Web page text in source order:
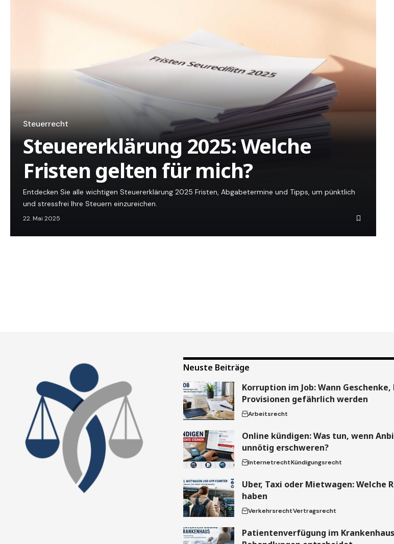
Steuerrecht
Steuererklärung 2025: Welche
Fristen gelten für mich?
Entdecken Sie alle wichtigen Steuererklärung 2025 Fristen, Abgabetermine und Tipps, um pünktlich
und stressfrei Ihre Steuern einzureichen.
22. Mai 2025
Neuste Beiträge
Korruption im Job: Wann Geschenke,
Provisionen gefährlich werden
Arbeitsrecht
Online kündigen: Was tun, wenn
unnötig erschweren?
InternetrechtKündigungsrecht
Uber, Taxi oder Mietwagen: Welche
haben
VerkehrsrechtVertragsrecht
Patientenverfügung im